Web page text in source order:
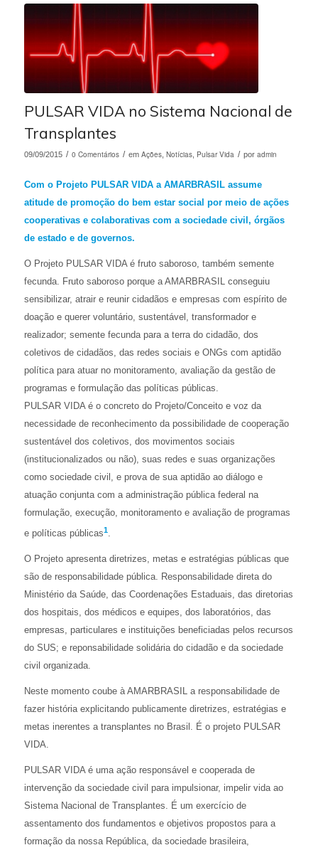
PULSAR VIDA no Sistema Nacional de
Transplantes
09/09/2015 / 0 Comentários / em Ações, Notícias, Pulsar Vida / por admin
Com o Projeto PULSAR VIDA a AMARBRASIL assume
atitude de promoção do bem estar social por meio de ações
cooperativas e colaborativas com a sociedade civil, órgãos
de estado e de governos.
O Projeto PULSAR VIDA é fruto saboroso, também semente
fecunda. Fruto saboroso porque a AMARBRASIL conseguiu
sensibilizar, atrair e reunir cidadãos e empresas com espírito de
doação e querer voluntário, sustentável, transformador e
realizador; semente fecunda para a terra do cidadão, dos
coletivos de cidadãos, das redes sociais e ONGs com aptidão
política para atuar no monitoramento, avaliação da gestão de
programas e formulação das políticas públicas.
PULSAR VIDA é o concreto do Projeto/Conceito e voz da
necessidade de reconhecimento da possibilidade de cooperação
sustentável dos coletivos, dos movimentos sociais
(institucionalizados ou não), suas redes e suas organizações
como sociedade civil, e prova de sua aptidão ao diálogo e
atuação conjunta com a administração pública federal na
formulação, execução, monitoramento e avaliação de programas
e políticas públicas1.
O Projeto apresenta diretrizes, metas e estratégias públicas que
são de responsabilidade pública. Responsabilidade direta do
Ministério da Saúde, das Coordenações Estaduais, das diretorias
dos hospitais, dos médicos e equipes, dos laboratórios, das
empresas, particulares e instituições beneficiadas pelos recursos
do SUS; e reponsabilidade solidária do cidadão e da sociedade
civil organizada.
Neste momento coube à AMARBRASIL a responsabilidade de
fazer história explicitando publicamente diretrizes, estratégias e
metas inerentes a transplantes no Brasil. É o projeto PULSAR
VIDA.
PULSAR VIDA é uma ação responsável e cooperada de
intervenção da sociedade civil para impulsionar, impelir vida ao
Sistema Nacional de Transplantes. É um exercício de
assentamento dos fundamentos e objetivos propostos para a
formação da nossa República, da sociedade brasileira,